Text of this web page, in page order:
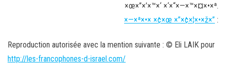
×œ×”×’×™×‘ ×‘×“×—×™×¤×•×ª.
×—×ª×•× ×¢×œ ×”×¢×¦×•×ž×” :
Reproduction autorisée avec la mention suivante : © Eli LAIK pour
http://les-francophones-d-israel.com/